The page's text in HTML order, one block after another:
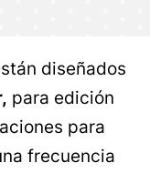
diseñados
para edición
para
frecuencia